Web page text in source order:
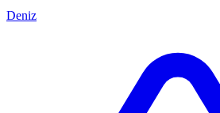
Deniz